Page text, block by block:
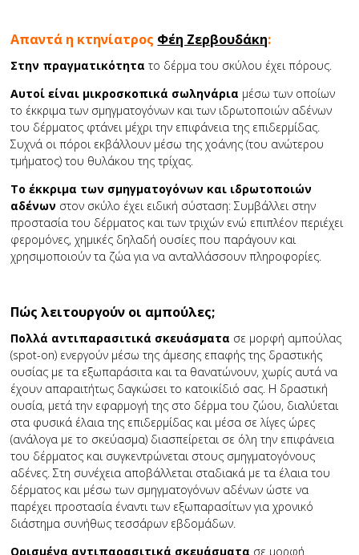
Απαντά η κτηνίατρος Φέη Ζερβουδάκη:
Στην πραγματικότητα το δέρμα του σκύλου έχει πόρους.
Αυτοί είναι μικροσκοπικά σωληνάρια μέσω των οποίων
το έκκριμα των σμηγματογόνων και των ιδρωτοποιών αδένων
του δέρματος φτάνει μέχρι την επιφάνεια της επιδερμίδας.
Συχνά οι πόροι εκβάλλουν μέσω της χοάνης (του ανώτερου
τμήματος) του θυλάκου της τρίχας.
Το έκκριμα των σμηγματογόνων και ιδρωτοποιών
αδένων στον σκύλο έχει ειδική σύσταση: Συμβάλλει στην
προστασία του δέρματος και των τριχών ενώ επιπλέον περιέχει
φερομόνες, χημικές δηλαδή ουσίες που παράγουν και
χρησιμοποιούν τα ζώα για να ανταλλάσσουν πληροφορίες.
Πώς λειτουργούν οι αμπούλες;
Πολλά αντιπαρασιτικά σκευάσματα σε μορφή αμπούλας
(spot-on) ενεργούν μέσω της άμεσης επαφής της δραστικής
ουσίας με τα εξωπαράσιτα και τα θανατώνουν, χωρίς αυτά να
έχουν απαραιτήτως δαγκώσει το κατοικίδιό σας. Η δραστική
ουσία, μετά την εφαρμογή της στο δέρμα του ζώου, διαλύεται
στα φυσικά έλαια της επιδερμίδας και μέσα σε λίγες ώρες
(ανάλογα με το σκεύασμα) διασπείρεται σε όλη την επιφάνεια
του δέρματος και συγκεντρώνεται στους σμηγματογόνους
αδένες. Στη συνέχεια αποβάλλεται σταδιακά με τα έλαια του
δέρματος και μέσω των σμηγματογόνων αδένων ώστε να
παρέχει προστασία έναντι των εξωπαρασίτων για χρονικό
διάστημα συνήθως τεσσάρων εβδομάδων.
Ορισμένα αντιπαρασιτικά σκευάσματα σε μορφή